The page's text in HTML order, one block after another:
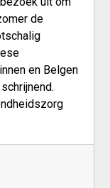
de
en Belgen